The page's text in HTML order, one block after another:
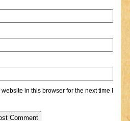
in this browser for the next time I